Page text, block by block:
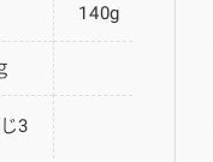
140g
3